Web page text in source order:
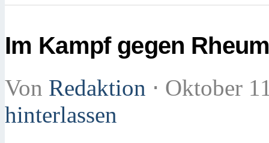
Im Kampf gegen
Von Redaktion ⋅ Oktober
hinterlassen